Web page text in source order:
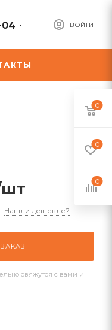
ВОЙТИ
04
Нашли дешевле?
свяжутся с вами и
0
0
0